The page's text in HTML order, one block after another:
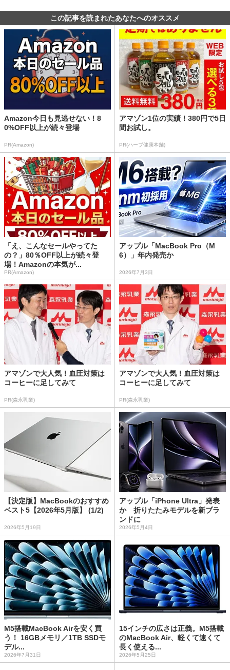
この記事を読まれたあなたへのオススメ
Amazon今日も見逃せない！8
0%OFF以上が続々登場
PR(Amazon)
アマゾン1位の実績！380円で5日
間お試し。
PR(ハーブ健康本舗)
「え、こんなセールやってた
の？」80％OFF以上が続々登
場！Amazonの本気が...
PR(Amazon)
アップル「MacBook Pro（M
6）」年内発売か
2026年7月3日
アマゾンで大人気！血圧対策は
コーヒーに足してみて
PR(森永乳業)
アマゾンで大人気！血圧対策は
コーヒーに足してみて
PR(森永乳業)
【決定版】MacBookのおすすめ
ベスト5【2026年5月版】 (1/2)
2026年5月19日
アップル「iPhone Ultra」発表
か 折りたたみモデルを新ブラ
ンドに
2026年5月4日
M5搭載MacBook Airを安く買
う！ 16GBメモリ／1TB SSDモ
デル...
2026年7月31日
15インチの広さは正義。M5搭載
のMacBook Air、軽くて速くて
長く使える...
2026年5月25日